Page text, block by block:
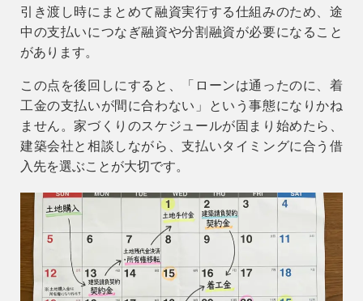
引き渡し時にまとめて融資実行する仕組みのため、途
中の支払いにつなぎ融資や分割融資が必要になること
があります。
この点を後回しにすると、「ローンは通ったのに、着
工金の支払いが間に合わない」という事態になりかね
ません。家づくりのスケジュールが固まり始めたら、
建築会社と相談しながら、支払いタイミングに合う借
入先を選ぶことが大切です。